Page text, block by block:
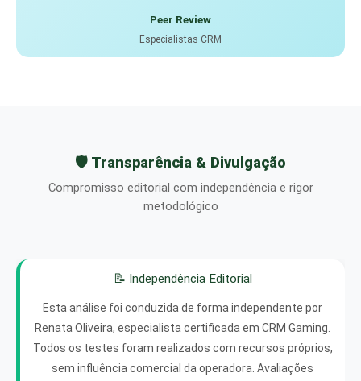
Peer Review
Especialistas CRM
🛡️ Transparência & Divulgação
Compromisso editorial com independência e rigor
metodológico
📝 Independência Editorial
Esta análise foi conduzida de forma independente por
Renata Oliveira, especialista certificada em CRM Gaming.
Todos os testes foram realizados com recursos próprios,
sem influência comercial da operadora. Avaliações